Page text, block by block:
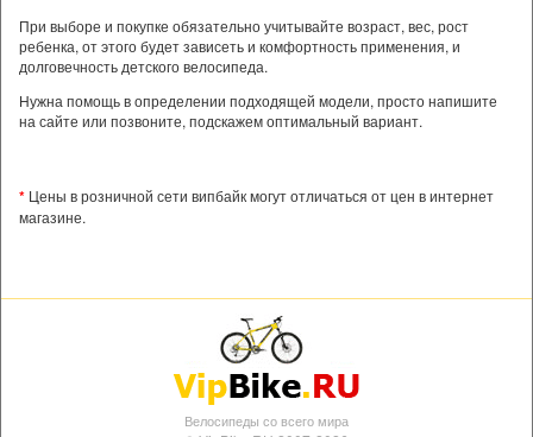
При выборе и покупке обязательно учитывайте возраст, вес, рост
ребенка, от этого будет зависеть и комфортность применения, и
долговечность детского велосипеда.
Нужна помощь в определении подходящей модели, просто напишите
на сайте или позвоните, подскажем оптимальный вариант.
* Цены в розничной сети випбайк могут отличаться от цен в интернет
магазине.
Велосипеды со всего мира